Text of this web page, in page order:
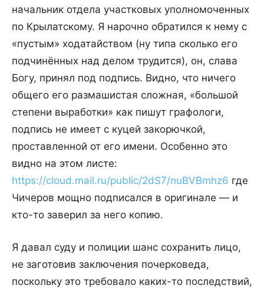
начальник отдела участковых уполномоченных
по Крылатскому. Я нарочно обратился к нему с
«пустым» ходатайством (ну типа сколько его
подчинённых над делом трудится), он, слава
Богу, принял под подпись. Видно, что ничего
общего его размашистая сложная, «большой
степени выработки» как пишут графологи,
подпись не имеет с куцей закорючкой,
проставленной от его имени. Особенно это
видно на этом листе:
https://cloud.mail.ru/public/2dS7/nuBVBmhz6 где
Чичеров мощно подписался в оригинале — и
кто-то заверил за него копию.
Я давал суду и полиции шанс сохранить лицо,
не заготовив заключения почерковеда,
поскольку это требовало каких-то последствий,